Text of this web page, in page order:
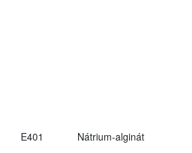
E401 Nátrium-alginát